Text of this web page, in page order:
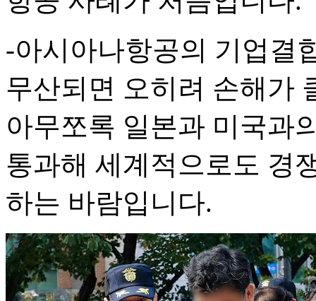
-아시아나항공의 기업결
무산되면 오히려 손해가
아무쪼록 일본과 미국과
통과해 세계적으로도 경
하는 바람입니다.